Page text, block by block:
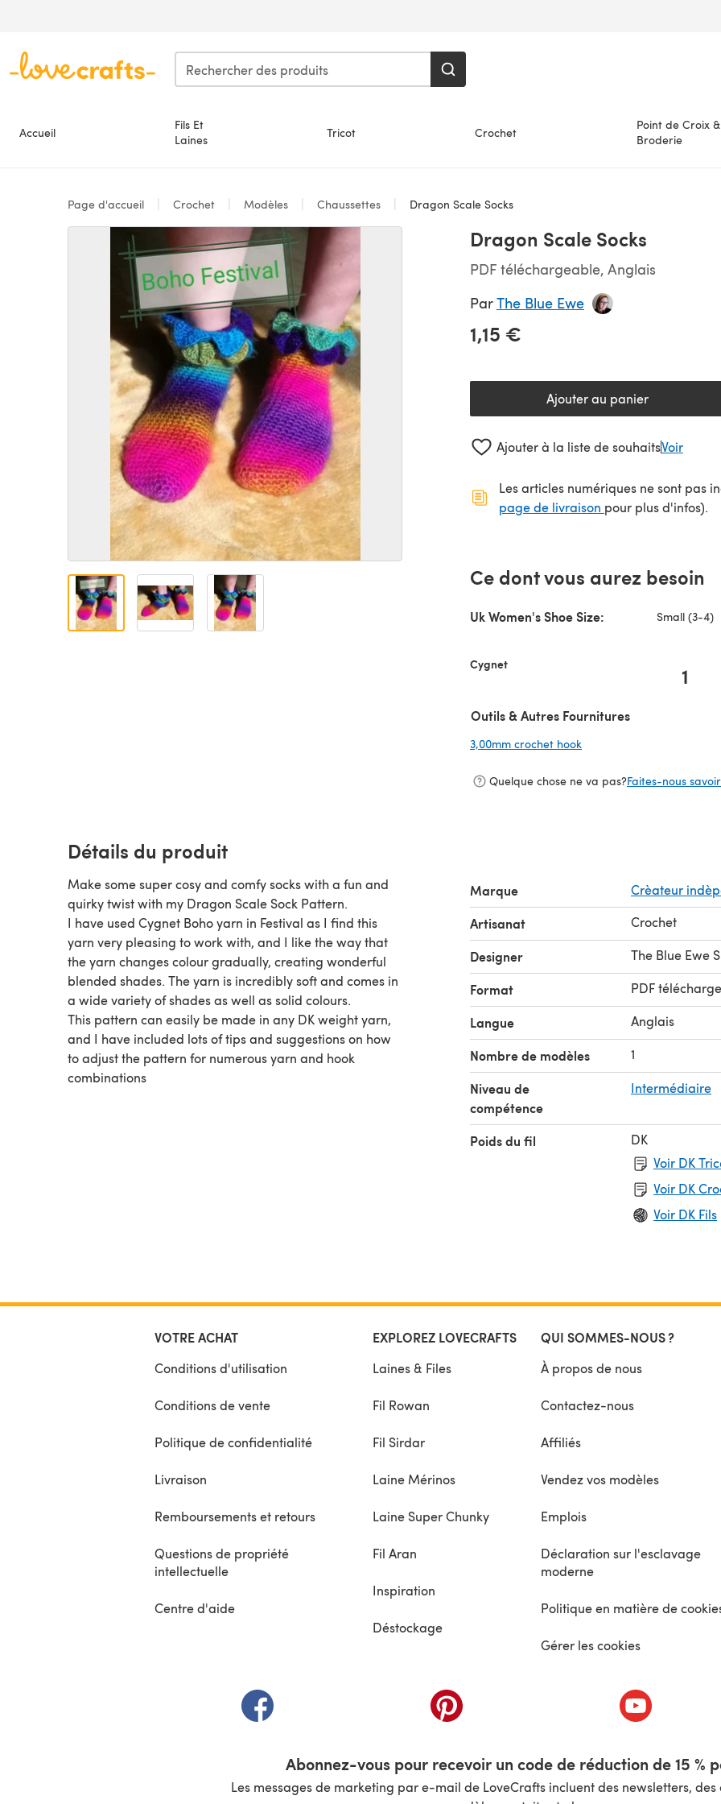
Accueil
Fils Et
Laines
Tricot Crochet
Point de Croix &
Broderie
Page d'accueil Crochet Modèles Chaussettes Dragon Scale Socks
Dragon Scale Socks
PDF téléchargeable, Anglais
ParThe Blue Ewe
1,15 €
Ajouter au panier
Ajouter à la liste de souhaitsVoir
Les articles numériques ne sont pas
page de livraison (s'ouvre dans un
pour plus d'infos).
Ce dont vous aurez besoin
Uk Women's Shoe Size: Small (3-4)
Cygnet 1
Outils & Autres Fournitures
3,00mm crochet hook
Quelque chose ne va pas?Faites-nous
Détails du produit
Make some super cosy and comfy socks with a fun and
quirky twist with my Dragon Scale Sock Pattern.
I have used Cygnet Boho yarn in Festival as I find this
yarn very pleasing to work with, and I like the way that
the yarn changes colour gradually, creating wonderful
blended shades. The yarn is incredibly soft and comes in
a wide variety of shades as well as solid colours.
This pattern can easily be made in any DK weight yarn,
and I have included lots of tips and suggestions on how
to adjust the pattern for numerous yarn and hook
combinations
Marque Crèateur
Artisanat Crochet
Designer The Blue Ewe
Format PDF
Langue Anglais
Nombre de modèles 1
Niveau de
compétence
Intermédiaire
Poids du fil
DK
Voir DK
Voir DK
Voir DK Fils
VOTRE ACHAT
Conditions d'utilisation
Conditions de vente
Politique de confidentialité
Livraison
Remboursements et retours
Questions de propriété
intellectuelle
Centre d'aide
EXPLOREZ LOVECRAFTS
Laines & Files
Fil Rowan
Fil Sirdar
Laine Mérinos
Laine Super Chunky
Fil Aran
Inspiration
Déstockage
QUI SOMMES-NOUS ?
À propos de nous
Contactez-nous
Affiliés
Vendez vos modèles
Emplois
Déclaration sur l'esclavage
moderne
Politique en matière de
Gérer les cookies
(s'ouvre dans un nouvel onglet) (s'ouvre dans un nouvel onglet) (s'ouvre dans
Abonnez-vous pour recevoir un code de réduction de 15 %
Les messages de marketing par e-mail de LoveCrafts incluent des newsletters,